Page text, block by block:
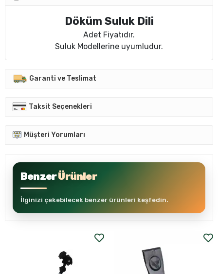
Döküm Suluk Dili
Adet Fiyatıdır.
Suluk Modellerine uyumludur.
Garanti ve Teslimat
Taksit Seçenekleri
Müşteri Yorumları
BenzerÜrünler
İlginizi çekebilecek benzer ürünleri keşfedin.